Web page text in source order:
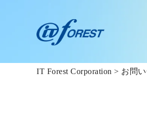
IT Forest Corporation > お問